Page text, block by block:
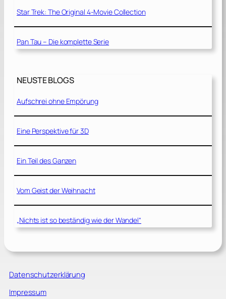
Star Trek: The Original 4-Movie Collection
Pan Tau – Die komplette Serie
NEUSTE BLOGS
Aufschrei ohne Empörung
Eine Perspektive für 3D
Ein Teil des Ganzen
Vom Geist der Weihnacht
„Nichts ist so beständig wie der Wandel“
Datenschutzerklärung
Impressum